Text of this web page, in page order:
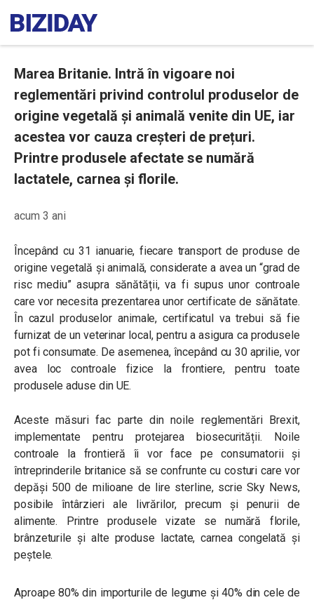
Marea Britanie. Intră în vigoare noi
reglementări privind controlul produselor de
origine vegetală și animală venite din UE, iar
acestea vor cauza creșteri de prețuri.
Printre produsele afectate se numără
lactatele, carnea și florile.
acum 3 ani
Începând cu 31 ianuarie, fiecare transport de produse de
origine vegetală și animală, considerate a avea un “grad de
risc mediu” asupra sănătății, va fi supus unor controale
care vor necesita prezentarea unor certificate de sănătate.
În cazul produselor animale, certificatul va trebui să fie
furnizat de un veterinar local, pentru a asigura ca produsele
pot fi consumate. De asemenea, începând cu 30 aprilie, vor
avea loc controale fizice la frontiere, pentru toate
produsele aduse din UE.
Aceste măsuri fac parte din noile reglementări Brexit,
implementate pentru protejarea biosecurității. Noile
controale la frontieră îi vor face pe consumatorii și
întreprinderile britanice să se confrunte cu costuri care vor
depăși 500 de milioane de lire sterline, scrie Sky News,
posibile întârzieri ale livrărilor, precum și penurii de
alimente. Printre produsele vizate se numără florile,
brânzeturile și alte produse lactate, carnea congelată și
peștele.
Aproape 80% din importurile de legume și 40% din cele de